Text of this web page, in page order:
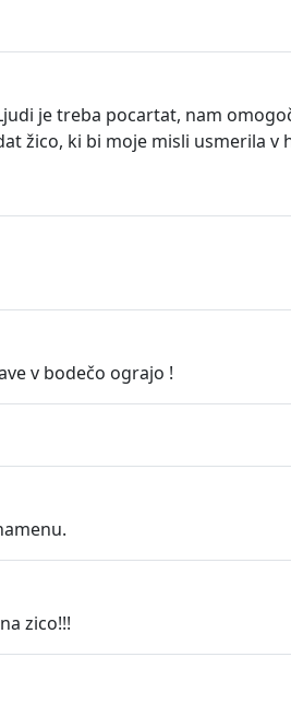
je treba pocartat, nam
žico, ki bi moje misli usmerila
v bodečo ograjo !
zico!!!